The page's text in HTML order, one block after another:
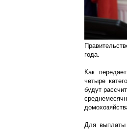
года.
Как
четыре
будут
Для выплаты